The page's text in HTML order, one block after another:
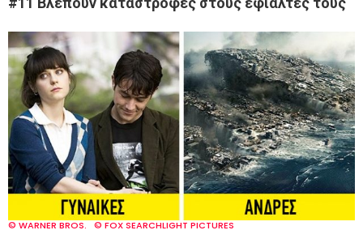
© WARNER BROS. © FOX SEARCHLIGHT PICTURES